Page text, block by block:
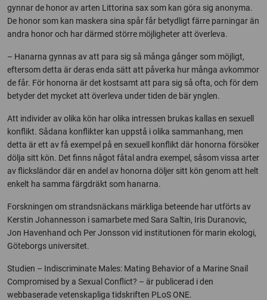
gynnar de honor av arten Littorina sax som kan göra sig anonyma.
De honor som kan maskera sina spår får betydligt färre parningar än
andra honor och har därmed större möjligheter att överleva.
– Hanarna gynnas av att para sig så många gånger som möjligt,
eftersom detta är deras enda sätt att påverka hur många avkommor
de får. För honorna är det kostsamt att para sig så ofta, och för dem
betyder det mycket att överleva under tiden de bär ynglen.
Att individer av olika kön har olika intressen brukas kallas en sexuell
konflikt. Sådana konflikter kan uppstå i olika sammanhang, men
detta är ett av få exempel på en sexuell konflikt där honorna försöker
dölja sitt kön. Det finns något fåtal andra exempel, såsom vissa arter
av flicksländor där en andel av honorna döljer sitt kön genom att helt
enkelt ha samma färgdräkt som hanarna.
Forskningen om strandsnäckans märkliga beteende har utförts av
Kerstin Johannesson i samarbete med Sara Saltin, Iris Duranovic,
Jon Havenhand och Per Jonsson vid institutionen för marin ekologi,
Göteborgs universitet.
Studien – Indiscriminate Males: Mating Behavior of a Marine Snail
Compromised by a Sexual Conflict? – är publicerad i den
webbaserade vetenskapliga tidskriften PLoS ONE.